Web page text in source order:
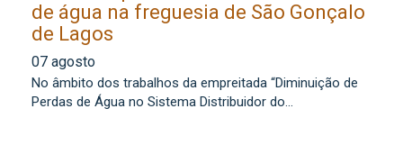
de água na freguesia de São Gonçalo
de Lagos
07 agosto
No âmbito dos trabalhos da empreitada “Diminuição de
Perdas de Água no Sistema Distribuidor do...